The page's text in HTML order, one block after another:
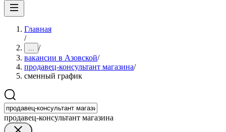
Главная
/
... /
вакансии в Азовской/
продавец-консультант магазина/
сменный график
продавец-консультант магазина